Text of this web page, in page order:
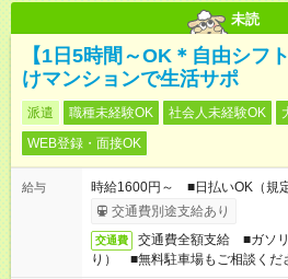
未読
【1日5時間～OK＊自由シフ
けマンションで生活サポ
派遣 職種未経験OK 社会人未経験OK
WEB登録・面接OK
給与
時給1600円～ ■日払いOK（規
交通費別途支給あり
交通費
交通費全額支給 ■ガソ
り） ■無料駐車場もご相談くだ